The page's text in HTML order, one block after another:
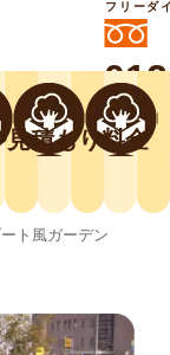
づくり業界
フリーダ
よいに
見積もり料金
ート風ガーデン